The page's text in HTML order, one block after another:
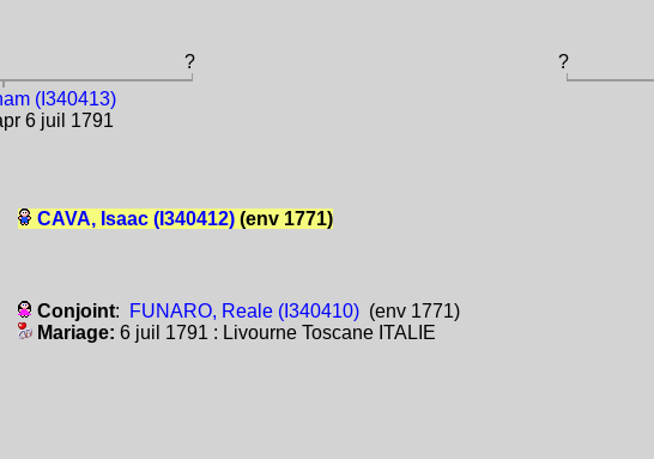
?
?
(I340413)
6 juil 1791
CAVA, Isaac (I340412) (env 1771)
Conjoint: FUNARO, Reale (I340410) (env 1771)
Mariage:6 juil 1791 : Livourne Toscane ITALIE